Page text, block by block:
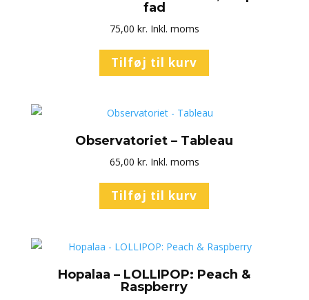
fad
75,00 kr. Inkl. moms
Tilføj til kurv
Observatoriet – Tableau
65,00 kr. Inkl. moms
Tilføj til kurv
Hopalaa – LOLLIPOP: Peach &
Raspberry